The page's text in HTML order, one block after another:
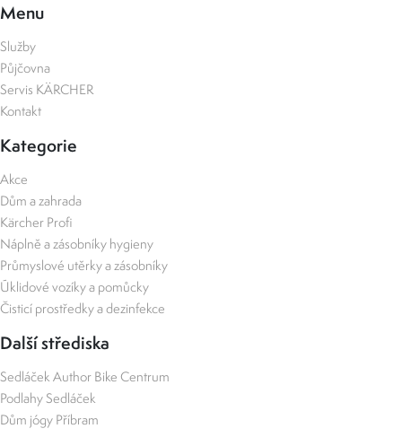
Menu
Služby
Půjčovna
Servis KÄRCHER
Kontakt
Kategorie
Akce
Dům a zahrada
Kärcher Profi
Náplně a zásobníky hygieny
Průmyslové utěrky a zásobníky
Úklidové vozíky a pomůcky
Čisticí prostředky a dezinfekce
Další střediska
Sedláček Author Bike Centrum
Podlahy Sedláček
Dům jógy Příbram